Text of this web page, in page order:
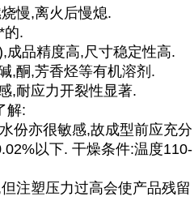
慢,离火后慢熄.
的.
成品精度高,尺寸稳定性高.
,酮,芳香烃等有机溶剂.
,耐应力开裂性显著.
解:
份亦很敏感,故成型前应充分
以下. 干燥条件:温度110-
注塑压力过高会使产品残留